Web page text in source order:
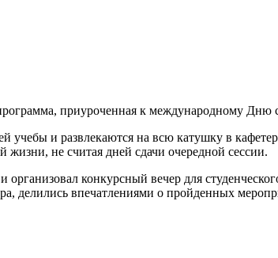
приуроченная к международному Дню
учебы и развлекаются на всю катушку в
не считая дней сдачи очередной сессии.
конкурсный вечер для
делились впечатлениями о пройденных